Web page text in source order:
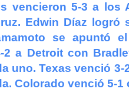
vencieron 5-3 a los
Edwin Díaz
se apuntó
2 a Detroit con
uno. Texas venció
Colorado venció 5-